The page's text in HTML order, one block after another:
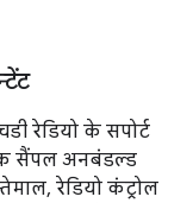
रेडियो के सपोर्ट
सैंपल अनबंडल्ड
रेडियो कंट्रोल